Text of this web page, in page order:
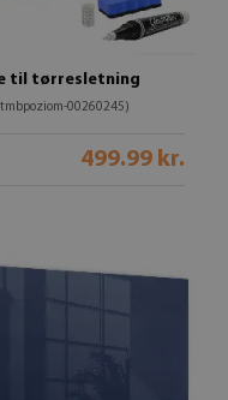
til tørresletning
00260245)
499.99 kr.